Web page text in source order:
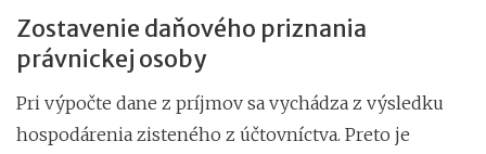
Zostavenie daňového priznania
právnickej osoby
Pri výpočte dane z príjmov sa vychádza z výsledku
hospodárenia zisteného z účtovníctva. Preto je